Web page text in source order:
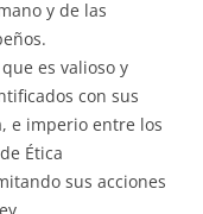
y de las
es valioso y
con sus
e imperio entre los
Ética
sus acciones